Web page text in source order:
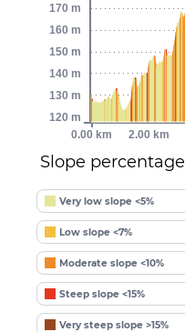
Slope percentage
Very low slope <5%
Low slope <7%
Moderate slope <10%
Steep slope <15%
Very steep slope >15%
0.00 km 2.00 km
120 m
130 m
140 m
150 m
160 m
170 m